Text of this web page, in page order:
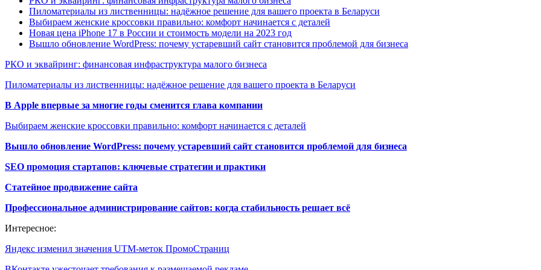
Пиломатериалы из лиственницы: надёжное решение для вашего проекта в Беларуси
Выбираем женские кроссовки правильно: комфорт начинается с деталей
Новая цена iPhone 17 в России и стоимость модели на 2023 год
Вышло обновление WordPress: почему устаревший сайт становится проблемой для бизнеса
РКО и эквайринг: финансовая инфраструктура малого бизнеса
Пиломатериалы из лиственницы: надёжное решение для вашего проекта в Беларуси
В Apple впервые за многие годы сменится глава компании
Выбираем женские кроссовки правильно: комфорт начинается с деталей
Вышло обновление WordPress: почему устаревший сайт становится проблемой для бизнеса
SEO промоция стартапов: ключевые стратегии и практики
Статейное продвижение сайта
Профессиональное администрирование сайтов: когда стабильность решает всё
Интересное:
Яндекс изменил значения UTM-меток ПромоСтраниц